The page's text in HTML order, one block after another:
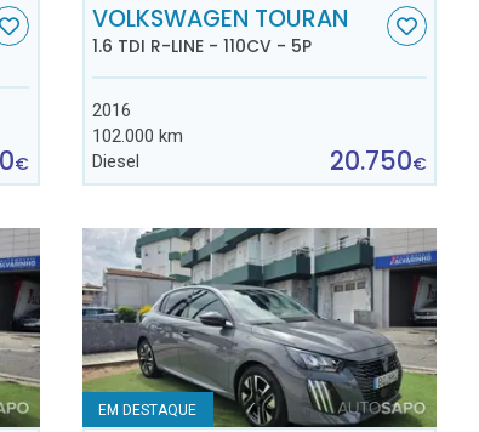
€
VOLKSWAGEN TOURAN
1.6 TDI R-LINE - 110CV - 5P
2016
102.000 km
Diesel
20.750€
EM DESTAQUE